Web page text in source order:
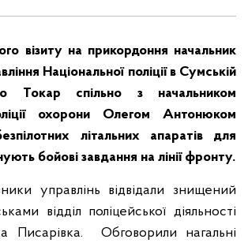
візиту на прикордоння начальник
Національної поліції в Сумській
Токар спільно з начальником
охорони Олегом Антонюком
літальних апаратів для
бойові завдання на лінії фронту.
управлінь відвідали знищений
відділ поліцейської діяльності
Обговорили нагальні